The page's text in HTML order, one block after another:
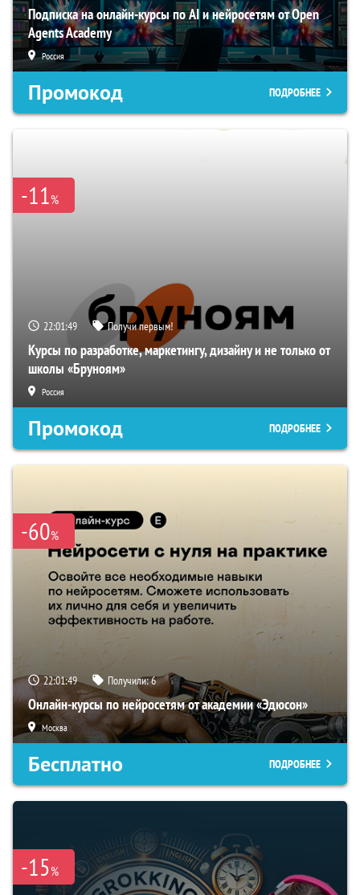
Подписка на онлайн-курсы по AI и нейросетям от Open
Agents Academy
Россия
Промокод ПОДРОБНЕЕ
-11%
22:01:48 Получи первым!
Курсы по разработке, маркетингу, дизайну и не только от
школы «Бруноям»
Россия
Промокод ПОДРОБНЕЕ
-60%
22:01:48 Получили:6
Онлайн-курсы по нейросетям от академии «Эдюсон»
Москва
Бесплатно ПОДРОБНЕЕ
-15%